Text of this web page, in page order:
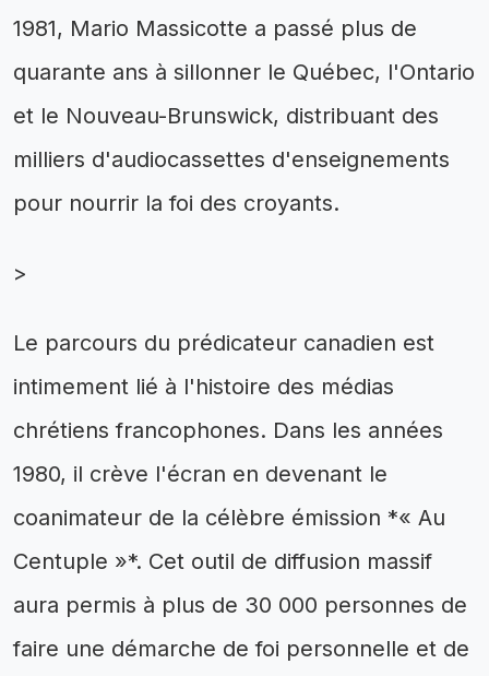
1981, Mario Massicotte a passé plus de
quarante ans à sillonner le Québec, l'Ontario
et le Nouveau-Brunswick, distribuant des
milliers d'audiocassettes d'enseignements
pour nourrir la foi des croyants.
>
Le parcours du prédicateur canadien est
intimement lié à l'histoire des médias
chrétiens francophones. Dans les années
1980, il crève l'écran en devenant le
coanimateur de la célèbre émission *« Au
Centuple »*. Cet outil de diffusion massif
aura permis à plus de 30 000 personnes de
faire une démarche de foi personnelle et de